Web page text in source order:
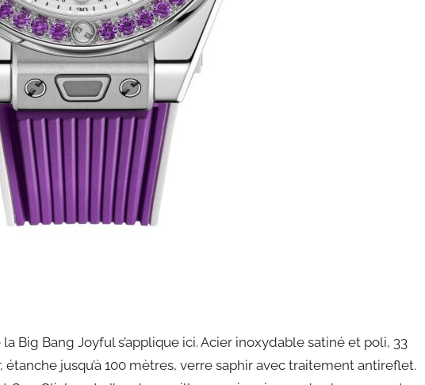
Big Bang Joyful s’applique ici. Acier inoxydable satiné et poli, 33
étanche jusqu’à 100 mètres, verre saphir avec traitement antireflet.